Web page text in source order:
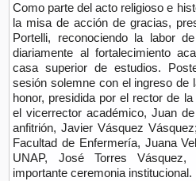
Como parte del acto religioso e
la misa de acción de gracias,
Portelli, reconociendo la labor
diariamente al fortalecimiento
casa superior de estudios.
sesión solemne con el ingreso de
honor, presidida por el rector de
el vicerrector académico, Juan
anfitrión, Javier Vásquez
Facultad de Enfermería, Juana
UNAP, José Torres Vásquez,
importante ceremonia institucional.